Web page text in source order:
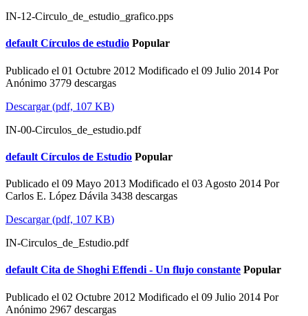
IN-12-Circulo_de_estudio_grafico.pps
default Círculos de estudio Popular
Publicado el 01 Octubre 2012 Modificado el 09 Julio 2014 Por
Anónimo 3779 descargas
Descargar(pdf, 107 KB)
IN-00-Circulos_de_estudio.pdf
default Círculos de Estudio Popular
Publicado el 09 Mayo 2013 Modificado el 03 Agosto 2014 Por
Carlos E. López Dávila 3438 descargas
Descargar(pdf, 107 KB)
IN-Circulos_de_Estudio.pdf
default Cita de Shoghi Effendi - Un flujo constante Popular
Publicado el 02 Octubre 2012 Modificado el 09 Julio 2014 Por
Anónimo 2967 descargas